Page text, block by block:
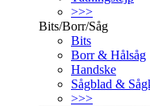
>>>
Bits/Borr/Såg
Bits
Borr & Hålsåg
Handske
Sågblad &
>>>